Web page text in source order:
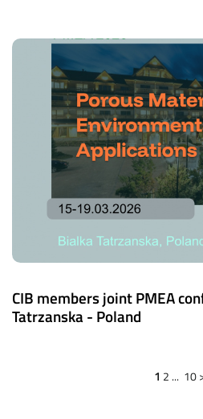
CIB members joint PMEA
Tatrzanska - Poland
1 2 ... 10